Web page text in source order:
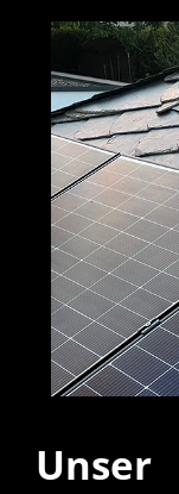
Unser